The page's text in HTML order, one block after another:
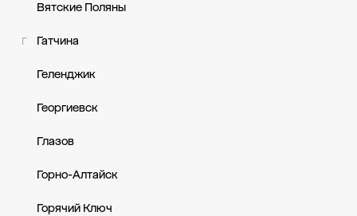
Вятские Поляны
Г Гатчина
Геленджик
Георгиевск
Глазов
Горно-Алтайск
Горячий Ключ